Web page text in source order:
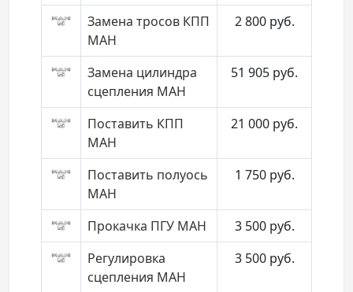
Замена тросов КПП
МАН
2 800 руб.
Замена цилиндра
сцепления МАН
51 905 руб.
Поставить КПП
МАН
21 000 руб.
Поставить полуось
МАН
1 750 руб.
Прокачка ПГУ МАН 3 500 руб.
Регулировка
сцепления МАН
3 500 руб.